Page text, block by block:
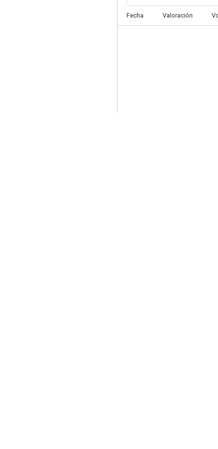
Fecha Valoración